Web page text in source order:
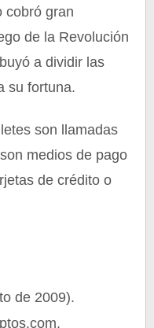
cobró gran
de la Revolución
a dividir las
su fortuna.
son llamadas
medios de pago
de crédito o
de 2009).